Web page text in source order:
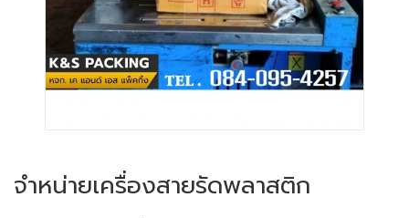
จำหน่ายเครื่องสายรัดพลาสติก